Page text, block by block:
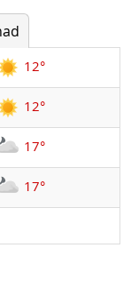
12°
12°
17°
17°